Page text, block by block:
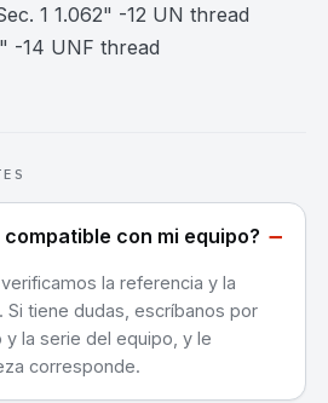
1 1.062" -12 UN thread
-14 UNF thread
compatible con mi equipo? −
la referencia y la
Si tiene dudas, escríbanos por
la serie del equipo, y le
corresponde.